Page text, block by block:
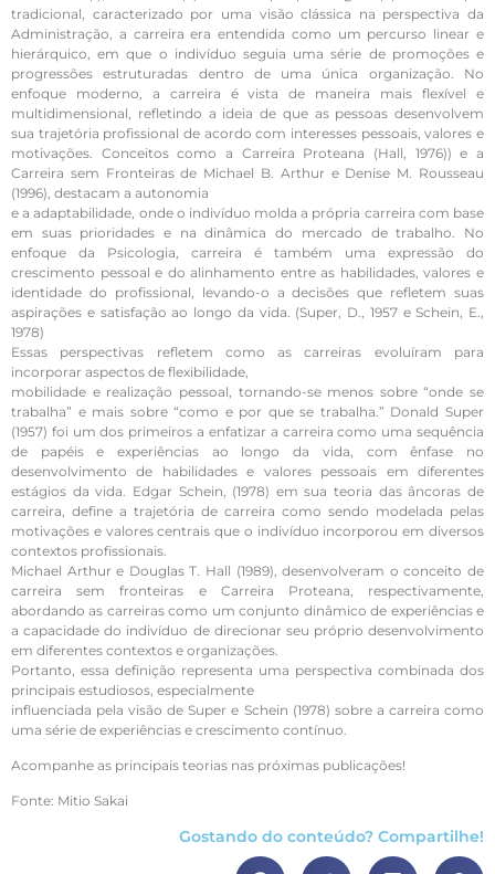
tradicional, caracterizado por uma visão clássica na perspectiva da
Administração, a carreira era entendida como um percurso linear e
hierárquico, em que o indivíduo seguia uma série de promoções e
progressões estruturadas dentro de uma única organização. No
enfoque moderno, a carreira é vista de maneira mais flexível e
multidimensional, refletindo a ideia de que as pessoas desenvolvem
sua trajetória profissional de acordo com interesses pessoais, valores e
motivações. Conceitos como a Carreira Proteana (Hall, 1976)) e a
Carreira sem Fronteiras de Michael B. Arthur e Denise M. Rousseau
(1996), destacam a autonomia
e a adaptabilidade, onde o indivíduo molda a própria carreira com base
em suas prioridades e na dinâmica do mercado de trabalho. No
enfoque da Psicologia, carreira é também uma expressão do
crescimento pessoal e do alinhamento entre as habilidades, valores e
identidade do profissional, levando-o a decisões que refletem suas
aspirações e satisfação ao longo da vida. (Super, D., 1957 e Schein, E.,
1978)
Essas perspectivas refletem como as carreiras evoluíram para
incorporar aspectos de flexibilidade,
mobilidade e realização pessoal, tornando-se menos sobre “onde se
trabalha” e mais sobre “como e por que se trabalha.” Donald Super
(1957) foi um dos primeiros a enfatizar a carreira como uma sequência
de papéis e experiências ao longo da vida, com ênfase no
desenvolvimento de habilidades e valores pessoais em diferentes
estágios da vida. Edgar Schein, (1978) em sua teoria das âncoras de
carreira, define a trajetória de carreira como sendo modelada pelas
motivações e valores centrais que o indivíduo incorporou em diversos
contextos profissionais.
Michael Arthur e Douglas T. Hall (1989), desenvolveram o conceito de
carreira sem fronteiras e Carreira Proteana, respectivamente,
abordando as carreiras como um conjunto dinâmico de experiências e
a capacidade do indivíduo de direcionar seu próprio desenvolvimento
em diferentes contextos e organizações.
Portanto, essa definição representa uma perspectiva combinada dos
principais estudiosos, especialmente
influenciada pela visão de Super e Schein (1978) sobre a carreira como
uma série de experiências e crescimento contínuo.
Acompanhe as principais teorias nas próximas publicações!
Fonte: Mitio Sakai
Gostando do conteúdo? Compartilhe!